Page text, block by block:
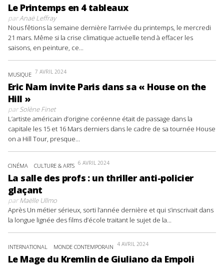
Le Printemps en 4 tableaux
parAnaë Leffray
Nous fêtions la semaine dernière l’arrivée du printemps, le mercredi
21 mars. Même si la crise climatique actuelle tend à effacer les
saisons, en peinture, ce...
MUSIQUE 7 AVRIL 2024
Eric Nam invite Paris dans sa « House on the
Hill »
parSolène Finet
L’artiste américain d’origine coréenne était de passage dans la
capitale les 15 et 16 Mars derniers dans le cadre de sa tournée House
on a Hill Tour, presque...
CINÉMA CULTURE & ARTS 6 AVRIL 2024
La salle des profs : un thriller anti-policier
glaçant
parMaëlle Ullmo
Après Un métier sérieux, sorti l’année dernière et qui s’inscrivait dans
la longue lignée des films d’école traitant le sujet de la...
INTERNATIONAL MONDE CONTEMPORAIN 4 AVRIL 2024
Le Mage du Kremlin de Giuliano da Empoli